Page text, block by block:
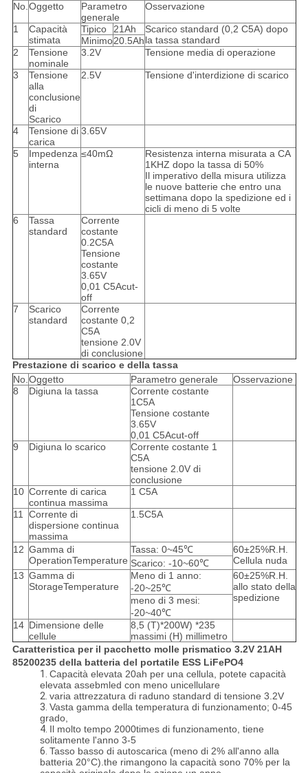
No.Oggetto
Parametro
generale
Osservazione
1
Capacità
stimata
Tipico 21Ah
Scarico standard (0,2 C5A) dopo
la tassa standard
Minimo20.5Ah
2
Tensione
nominale
3.2V Tensione media di operazione
3
Tensione
alla
conclusione
di
Scarico
2.5V Tensione d'interdizione di scarico
4
Tensione di
carica
3.65V
5
Impedenza
interna
≤40mΩ
Resistenza interna misurata a CA
1KHZ dopo la tassa di 50%
Il imperativo della misura utilizza
le nuove batterie che entro una
settimana dopo la spedizione ed i
cicli di meno di 5 volte
6
Tassa
standard
Corrente
costante
0.2C5A
Tensione
costante
3.65V
0,01 C5Acut-
off
7
Scarico
standard
Corrente
costante 0,2
C5A
tensione 2.0V
di conclusione
Prestazione di scarico e della tassa
No.Oggetto Parametro generale
Osservazione
8
Digiuna la tassa
Corrente costante
1C5A
Tensione costante
3.65V
0,01 C5Acut-off
9
Digiuna lo scarico
Corrente costante 1
C5A
tensione 2.0V di
conclusione
10 Corrente di carica
continua massima
1 C5A
11 Corrente di
dispersione continua
massima
1.5C5A
12 Gamma di
OperationTemperature
Tassa: 0~45℃
60±25%R.H.
Cellula nuda
Scarico: -10~60℃
13 Gamma di
StorageTemperature
Meno di 1 anno:
-20~25℃
60±25%R.H.
allo stato della
spedizione
meno di 3 mesi:
-20~40℃
14 Dimensione delle
cellule
8,5 (T)*200W) *235
massimi (H) millimetro
Caratteristica per il pacchetto molle prismatico 3.2V 21AH
85200235 della batteria del portatile ESS LiFePO4
1. Capacità elevata 20ah per una cellula, potete capacità
elevata assebmled con meno unicellulare
2. varia attrezzatura di raduno standard di tensione 3.2V
3. Vasta gamma della temperatura di funzionamento; 0-45
grado,
4. Il molto tempo 2000times di funzionamento, tiene
solitamente l'anno 3-5
6. Tasso basso di autoscarica (meno di 2% all'anno alla
batteria 20°C).the rimangono la capacità sono 70% per la